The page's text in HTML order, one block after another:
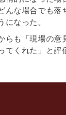
んな場合でも落
になった。
らも「現場の意
てくれた」と評